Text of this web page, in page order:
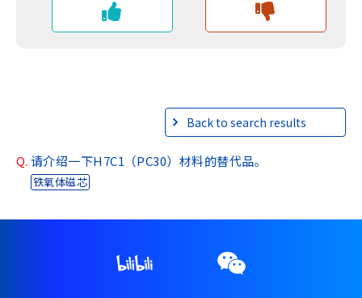
Back to search results
Q. 请介绍一下H7C1（PC30）材料的替代品。
铁氧体磁芯